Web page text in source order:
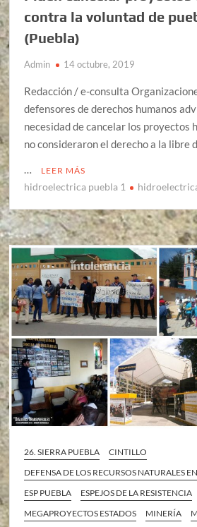
contra la voluntad de
(Puebla)
Admin 14 octubre, 2019
Redacción / e-consulta
defensores de derechos humanos
necesidad de cancelar los proyectos
no consideraron el derecho a la libre
…
LEER MÁS
hidroelectrica puebla 1
26. SIERRA PUEBLA
CINTILLO
DEFENSA DE LOS RECURSOS NATURALES
ESP PUEBLA
ESPEJOS DE LA RESISTENCIA
MEGAPROYECTOS ESTADOS
MINERÍA